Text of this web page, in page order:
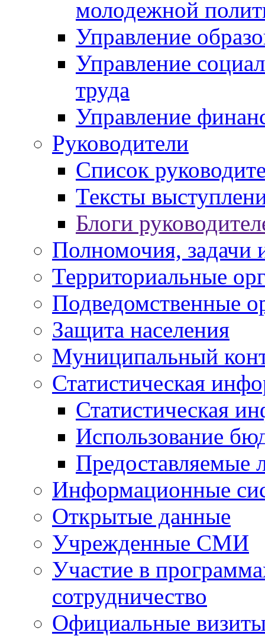
молодежной
Управление
Управление
труда
Управление
Руководители
Список
Тексты
Блоги
Полномочия, задачи
Территориальные
Подведомственные
Защита населения
Муниципальный
Статистическая
Статистическая
Использование
Предоставляемые
Информационные
Открытые данные
Учрежденные СМИ
Участие в
сотрудничество
Официальные